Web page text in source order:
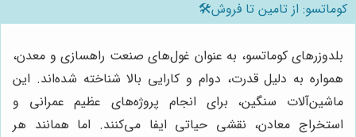
کوماتسو: از تامین تا فروش🛠️
بلدوزرهای کوماتسو، به عنوان غول‌های صنعت راهسازی و معدن،
همواره به دلیل قدرت، دوام و کارایی بالا شناخته شده‌اند. این
ماشین‌آلات سنگین، برای انجام پروژه‌های عظیم عمرانی و
استخراج معادن، نقشی حیاتی ایفا می‌کنند. اما همانند هر